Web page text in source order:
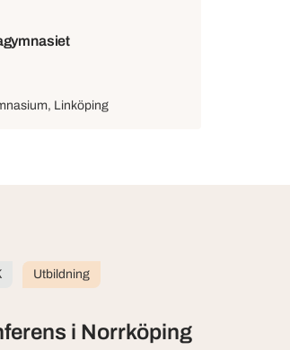
Linköping
i Norrköping
Utbildning